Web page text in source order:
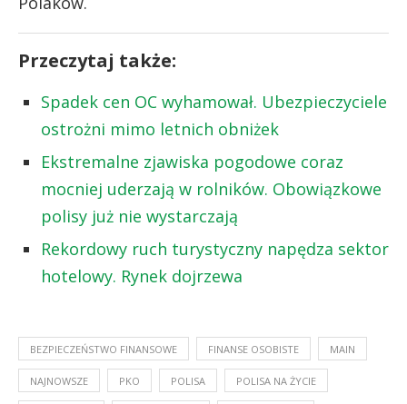
Przeczytaj także:
Spadek cen OC wyhamował. Ubezpieczyciele
ostrożni mimo letnich obniżek
Ekstremalne zjawiska pogodowe coraz
mocniej uderzają w rolników. Obowiązkowe
polisy już nie wystarczają
Rekordowy ruch turystyczny napędza sektor
hotelowy. Rynek dojrzewa
BEZPIECZEŃSTWO FINANSOWE FINANSE OSOBISTE MAIN
NAJNOWSZE PKO POLISA POLISA NA ŻYCIE